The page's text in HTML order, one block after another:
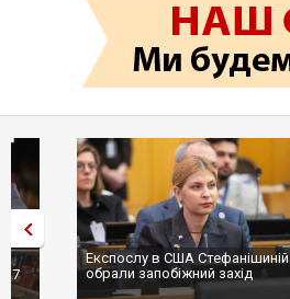
Експослу в США Стефанішиній
обрали запобіжний захід